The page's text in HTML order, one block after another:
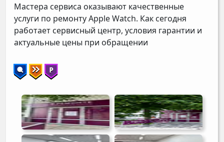
Мастера сервиса оказывают качественные
услуги по ремонту Apple Watch. Как сегодня
работает сервисный центр, условия гарантии и
актуальные цены при обращении